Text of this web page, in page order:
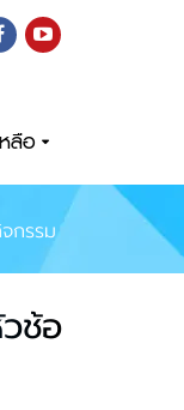
ลือ
กรรม
ช้อ